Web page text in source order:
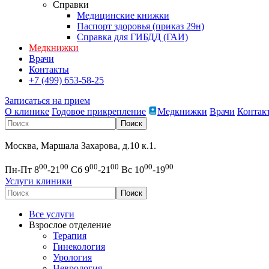
Справки
Медицинские книжки
Паспорт здоровья (приказ 29н)
Справка для ГИБДД (ГАИ)
Медкнижки
Врачи
Контакты
+7 (499) 653-58-25
Записаться на прием
О клинике Годовое прикрепление Медкнижки Врачи
Москва, Маршала Захарова, д.10 к.1.
Пн-Пт 800-2100 Сб 900-2100 Вс 1000-1900
Услуги клиники
Все услуги
Взрослое отделение
Терапия
Гинекология
Урология